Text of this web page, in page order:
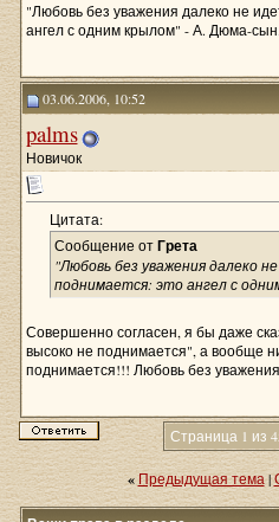
"Любовь без уважения далеко не
ангел с одним крылом" - А. Дюма-сын.
03.06.2006, 10:52
palms
Новичок
Цитата:
Сообщение отГрета
"Любовь без уважения далеко
поднимается: это ангел с
Совершенно согласен, я бы даже
высоко не поднимается", а вообще
поднимается!!! Любовь без
Страница 1 из
«Предыдущая тема|